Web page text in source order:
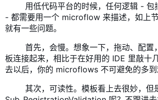
用低代码平台的时候，任何逻辑 - 包
- 都需要用一个 microflow 来描述，如上
就有一些问题。
首先，会慢。想象一下，拖动、配置
板连接起来，相比于在好用的 IDE 里敲十
去以后，你的 microflows 不可避免的多到
其次，可读性。模板看上去很妙，但